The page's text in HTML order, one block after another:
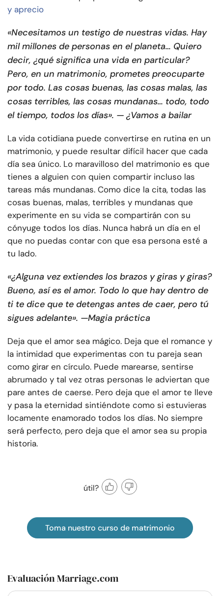
y aprecio
«Necesitamos un testigo de nuestras vidas. Hay
mil millones de personas en el planeta… Quiero
decir, ¿qué significa una vida en particular?
Pero, en un matrimonio, prometes preocuparte
por todo. Las cosas buenas, las cosas malas, las
cosas terribles, las cosas mundanas… todo, todo
el tiempo, todos los días». — ¿Vamos a bailar
La vida cotidiana puede convertirse en rutina en un
matrimonio, y puede resultar difícil hacer que cada
día sea único. Lo maravilloso del matrimonio es que
tienes a alguien con quien compartir incluso las
tareas más mundanas. Como dice la cita, todas las
cosas buenas, malas, terribles y mundanas que
experimente en su vida se compartirán con su
cónyuge todos los días. Nunca habrá un día en el
que no puedas contar con que esa persona esté a
tu lado.
«¿Alguna vez extiendes los brazos y giras y giras?
Bueno, así es el amor. Todo lo que hay dentro de
ti te dice que te detengas antes de caer, pero tú
sigues adelante». —Magia práctica
Deja que el amor sea mágico. Deja que el romance y
la intimidad que experimentas con tu pareja sean
como girar en círculo. Puede marearse, sentirse
abrumado y tal vez otras personas le adviertan que
pare antes de caerse. Pero deja que el amor te lleve
y pasa la eternidad sintiéndote como si estuvieras
locamente enamorado todos los días. No siempre
será perfecto, pero deja que el amor sea su propia
historia.
útil?
Toma nuestro curso de matrimonio
Evaluación Marriage.com